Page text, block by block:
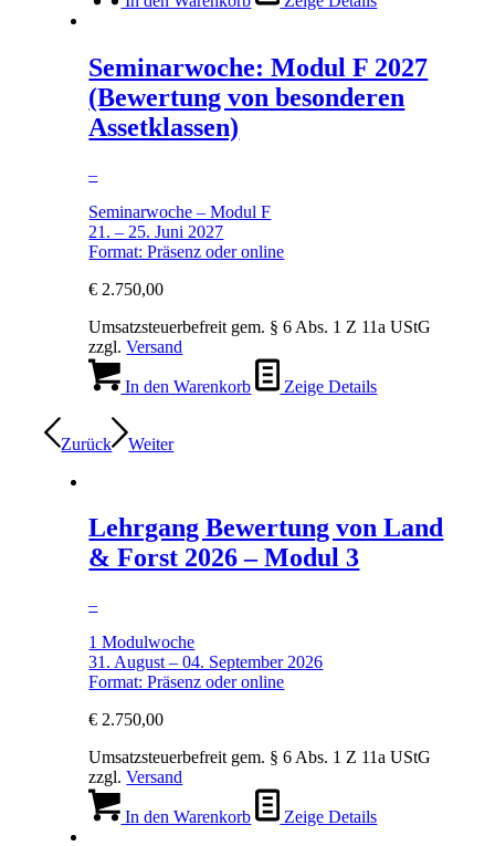
Seminarwoche: Modul F 2027
(Bewertung von besonderen
Assetklassen)
–
Seminarwoche – Modul F
21. – 25. Juni 2027
Format: Präsenz oder online
€ 2.750,00
Umsatzsteuerbefreit gem. § 6 Abs. 1 Z 11a UStG
zzgl.Versand
In den Warenkorb Zeige Details
Zurück Weiter
Lehrgang Bewertung von Land
& Forst 2026 – Modul 3
–
1 Modulwoche
31. August – 04. September 2026
Format: Präsenz oder online
€ 2.750,00
Umsatzsteuerbefreit gem. § 6 Abs. 1 Z 11a UStG
zzgl.Versand
In den Warenkorb Zeige Details